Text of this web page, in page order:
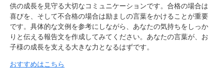
供の成長を見守る大切なコミュニケーションです。合格の場合は
喜びを、そして不合格の場合は励ましの言葉をかけることが重要
です。具体的な文例を参考にしながら、あなたの気持ちをしっか
りと伝える報告文を作成してみてください。あなたの言葉が、お
子様の成長を支える大きな力となるはずです。
おすすめはこちら